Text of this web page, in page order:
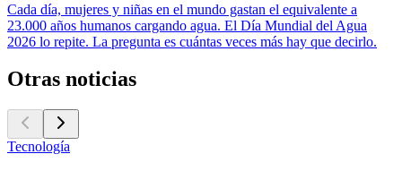
Cada día, mujeres y niñas en el mundo gastan el equivalente a
23.000 años humanos cargando agua. El Día Mundial del Agua
2026 lo repite. La pregunta es cuántas veces más hay que decirlo.
Otras noticias
Tecnología